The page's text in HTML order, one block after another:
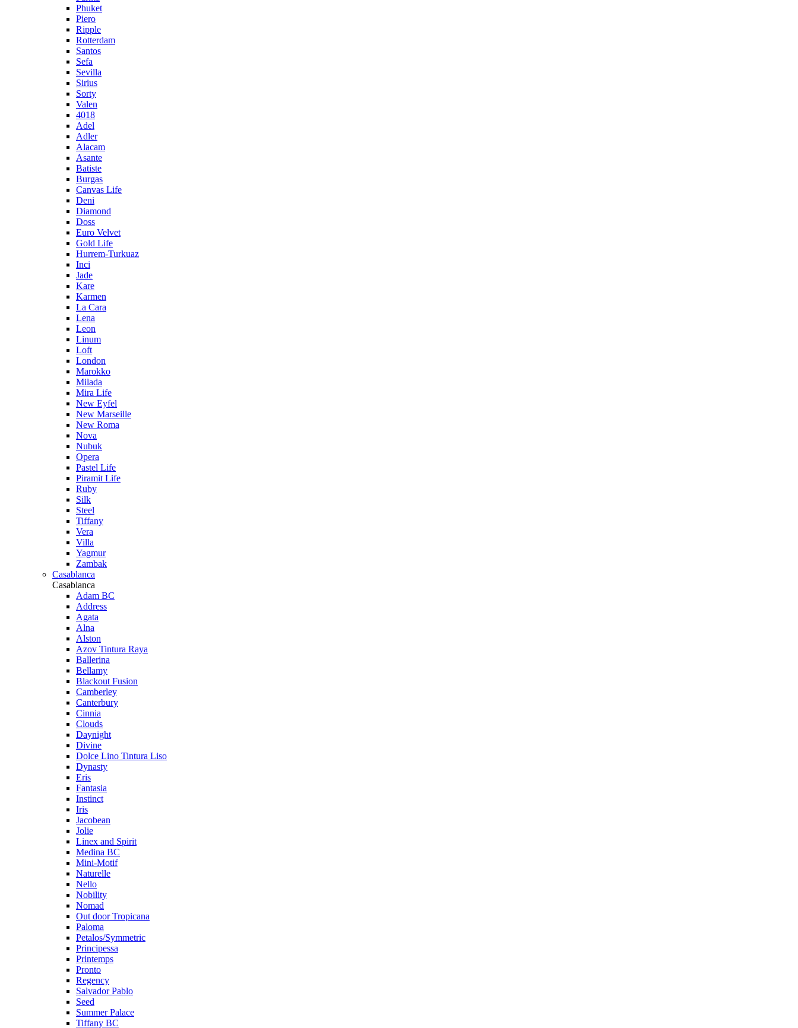
Phuket
Piero
Ripple
Rotterdam
Santos
Sefa
Sevilla
Sirius
Sorty
Valen
4018
Adel
Adler
Alacam
Asante
Batiste
Burgas
Canvas Life
Deni
Diamond
Doss
Euro Velvet
Gold Life
Hurrem-Turkuaz
Inci
Jade
Kare
Karmen
La Cara
Lena
Leon
Linum
Loft
London
Marokko
Milada
Mira Life
New Eyfel
New Marseille
New Roma
Nova
Nubuk
Opera
Pastel Life
Piramit Life
Ruby
Silk
Steel
Tiffany
Vera
Villa
Yagmur
Zambak
Casablanca
Casablanca
Adam BC
Address
Agata
Alna
Alston
Azov Tintura Raya
Ballerina
Bellamy
Blackout Fusion
Camberley
Canterbury
Cinnia
Clouds
Daynight
Divine
Dolce Lino Tintura Liso
Dynasty
Eris
Fantasia
Instinct
Iris
Jacobean
Jolie
Linex and Spirit
Medina BC
Mini-Motif
Naturelle
Nello
Nobility
Nomad
Out door Tropicana
Paloma
Petalos/Symmetric
Principessa
Printemps
Pronto
Regency
Salvador Pablo
Seed
Summer Palace
Tiffany BC